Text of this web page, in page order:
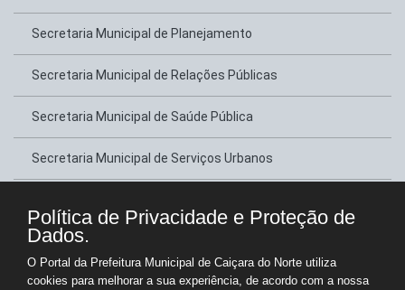
Secretaria Municipal de Planejamento
Secretaria Municipal de Relações Públicas
Secretaria Municipal de Saúde Pública
Secretaria Municipal de Serviços Urbanos
Secretaria Municipal de Tributação
Secretaria Municipal de Turismo e Lazer
Política de Privacidade e Proteção de
Dados.
O Portal da Prefeitura Municipal de Caiçara do Norte utiliza
cookies para melhorar a sua experiência, de acordo com a nossa